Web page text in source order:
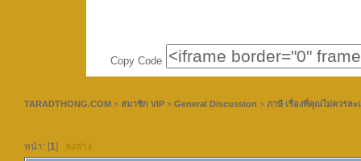
Copy Code
TARADTHONG.COM > สมาชิก VIP > General Discussion > ภาษี เรื่องที่คุณไม่ควรละ
หน้า: [1] ลงล่าง